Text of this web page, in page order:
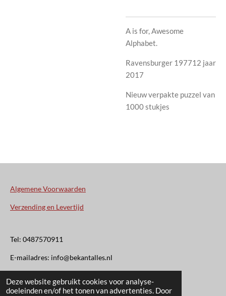
Deze website gebruikt cookies voor analyse-
doeleinden en/of het tonen van advertenties. Door
A is for, Awesome
Alphabet.
Ravensburger 197712 jaar
2017
Nieuw verpakte puzzel van
1000 stukjes
Algemene Voorwaarden
Verzending en Levertijd
Tel: 0487570911
E-mailadres: info@bekantalles.nl
Rooysestraat 4